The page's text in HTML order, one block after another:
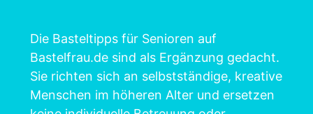
Die Basteltipps für Senioren auf
Bastelfrau.de sind als Ergänzung gedacht.
Sie richten sich an selbstständige, kreative
Menschen im höheren Alter und ersetzen